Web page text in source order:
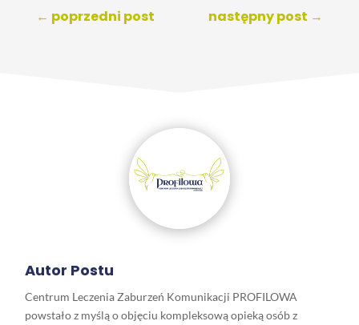
← poprzedni post następny post →
Autor Postu
Centrum Leczenia Zaburzeń Komunikacji PROFILOWA
powstało z myślą o objęciu kompleksową opieką osób z